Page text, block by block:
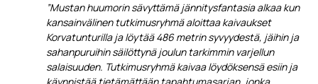
”Mustan huumorin sävyttämä jännitysfantasia alkaa kun
kansainvälinen tutkimusryhmä aloittaa kaivaukset
Korvatunturilla ja löytää 486 metrin syvyydestä, jäihin ja
sahanpuruihin säilöttynä joulun tarkimmin varjellun
salaisuuden. Tutkimusryhmä kaivaa löydöksensä esiin ja